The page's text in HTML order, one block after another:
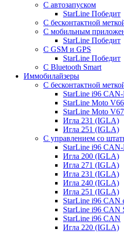
С автозапуском
StarLine Победит
С бесконтактной
С мобильным
StarLine Победит
С GSM и GPS
StarLine Победит
С Bluetooth Smart
Иммобилайзеры
С бесконтактной
StarLine i96
StarLine Moto V66
StarLine Moto V67
Игла 231 (IGLA)
Игла 251 (IGLA)
С управлением со
StarLine i96
Игла 200 (IGLA)
Игла 271 (IGLA)
Игла 231 (IGLA)
Игла 240 (IGLA)
Игла 251 (IGLA)
StarLine i96 CAN
StarLine i96 CAN
StarLine i96 CAN
Игла 220 (IGLA)